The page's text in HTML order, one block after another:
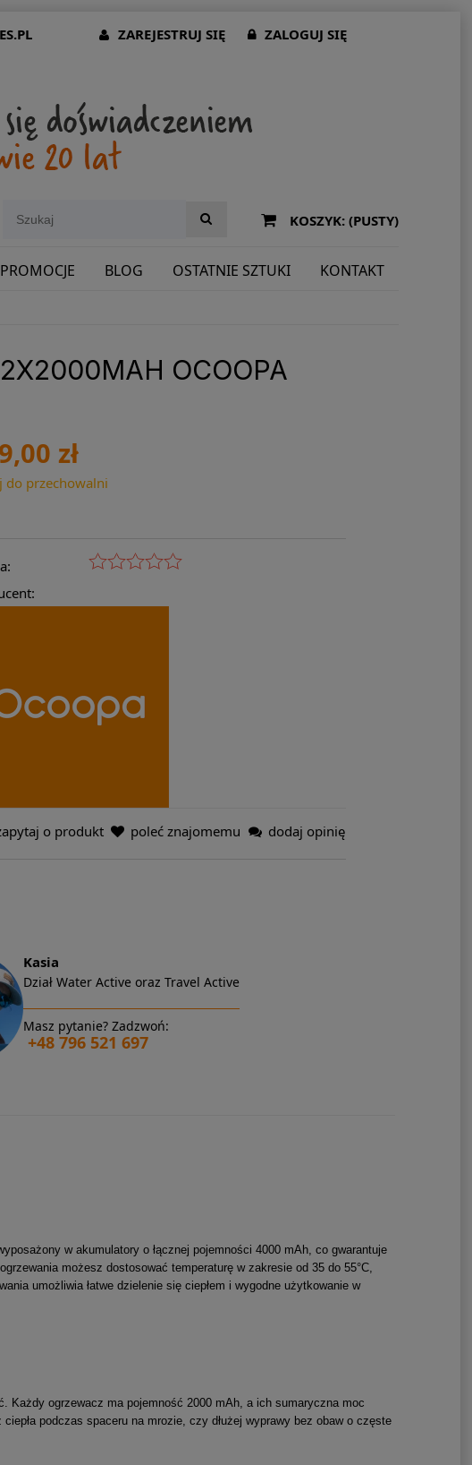
ZAREJESTRUJ SIĘ ZALOGUJ SIĘ
KOSZYK: (PUSTY)
PROMOCJE BLOG OSTATNIE SZTUKI KONTAKT
OCOOPA
zł
do przechowalni
o produkt poleć znajomemu dodaj opinię
Kasia
Dział Water Active oraz Travel Active
Masz pytanie? Zadzwoń:
+48 796 521 697
w akumulatory o łącznej pojemności 4000 mAh, co gwarantuje
możesz dostosować temperaturę w zakresie od 35 do 55°C,
umożliwia łatwe dzielenie się ciepłem i wygodne użytkowanie w
Każdy ogrzewacz ma pojemność 2000 mAh, a ich sumaryczna moc
podczas spaceru na mrozie, czy dłużej wyprawy bez obaw o częste